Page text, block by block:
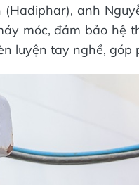
(Hadiphar), anh
móc, đảm bảo hệ
luyện tay nghề,